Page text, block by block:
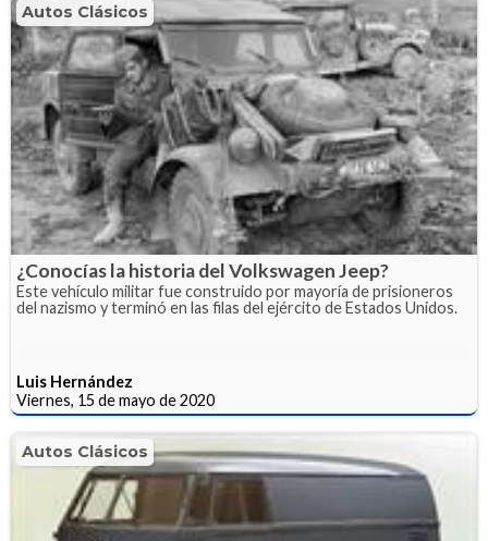
Autos Clásicos
¿Conocías la historia del Volkswagen Jeep?
Este vehículo militar fue construido por mayoría de prisioneros
del nazismo y terminó en las filas del ejército de Estados Unidos.
Luis Hernández
Viernes, 15 de mayo de 2020
Autos Clásicos